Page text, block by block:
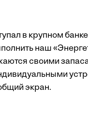
в крупном
наш
своими
экран.